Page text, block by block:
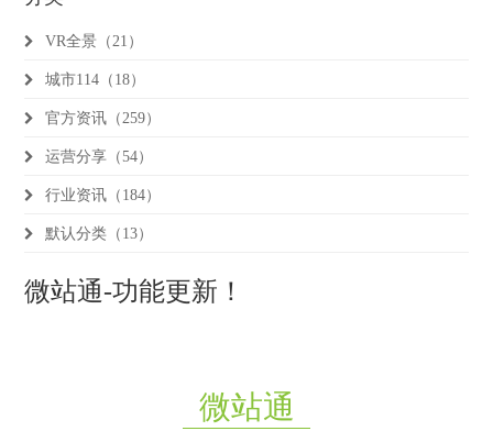
VR全景（21）
城市114（18）
官方资讯（259）
运营分享（54）
行业资讯（184）
默认分类（13）
微站通-功能更新！
微站通